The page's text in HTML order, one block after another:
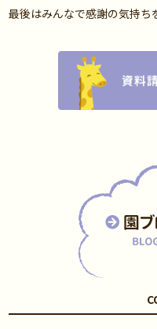
最後はみんなで感謝の気持